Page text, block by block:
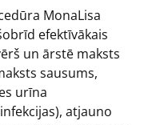
MonaLisa
efektīvākais
un ārstē maksts
sausums,
urīna
atjauno